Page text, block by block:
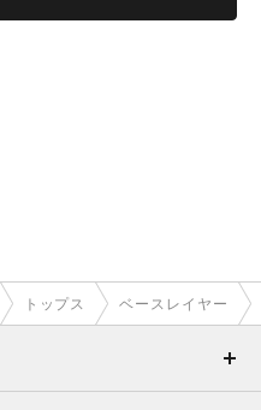
トップス ベースレイヤー